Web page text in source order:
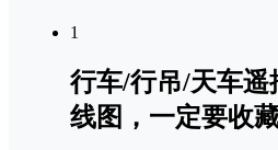
1
行车/行吊/天车遥
线图，一定要收藏